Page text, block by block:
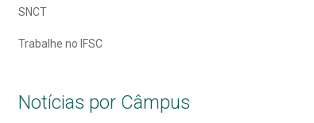
SNCT
Trabalhe no IFSC
Notícias por Câmpus